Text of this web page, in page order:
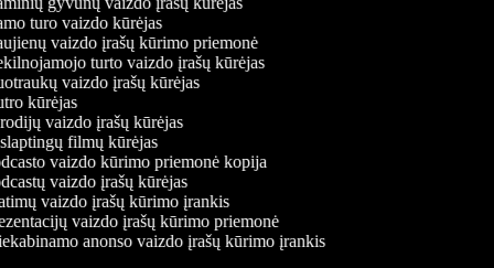
turo vaizdo kūrėjas
vaizdo įrašų kūrimo priemonė
turto vaizdo įrašų kūrėjas
vaizdo įrašų kūrėjas
kūrėjas
vaizdo įrašų kūrėjas
filmų kūrėjas
vaizdo kūrimo priemonė kopija
vaizdo įrašų kūrėjas
vaizdo įrašų kūrimo įrankis
vaizdo įrašų kūrimo priemonė
anonso vaizdo įrašų kūrimo įrankis